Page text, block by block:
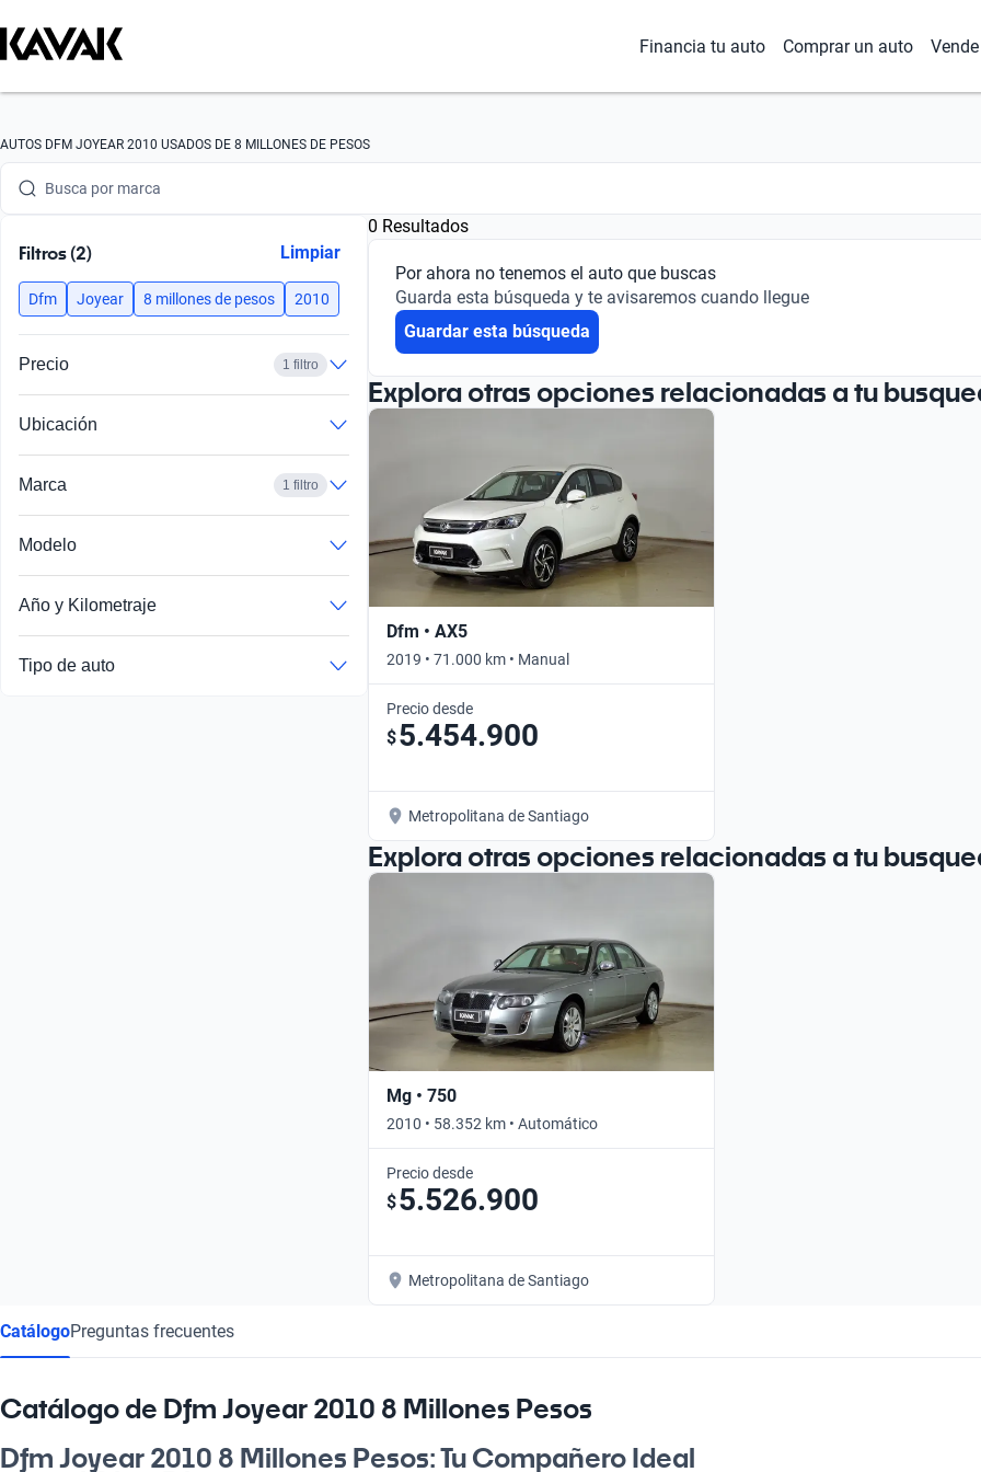
Financia tu auto Comprar un auto
AUTOS DFM JOYEAR 2010 USADOS DE 8 MILLONES DE PESOS
Busca por marca
Busca por marca
Busca por modelo
Busca por año
Filtros (2) Limpiar
Dfm Joyear 8 millones de pesos 2010
Precio 1 filtro
Ubicación
Marca 1 filtro
Modelo
Año y Kilometraje
Tipo de auto
0 Resultados
Por ahora no tenemos el auto que buscas
Guarda esta búsqueda y te avisaremos cuando llegue
Guardar esta búsqueda
Explora otras opciones relacionadas a tu
Dfm • AX5
2019 • 71.000 km • Manual
Precio desde
$5.454.900
Metropolitana de Santiago
Explora otras opciones relacionadas a tu
Mg • 750
2010 • 58.352 km • Automático
Precio desde
$5.526.900
Metropolitana de Santiago
CatálogoPreguntas frecuentes
Catálogo de Dfm Joyear 2010 8 Millones Pesos
Dfm Joyear 2010 8 Millones Pesos: Tu Compañero Ideal